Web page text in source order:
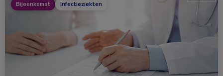
Bijeenkomst Infectieziekten